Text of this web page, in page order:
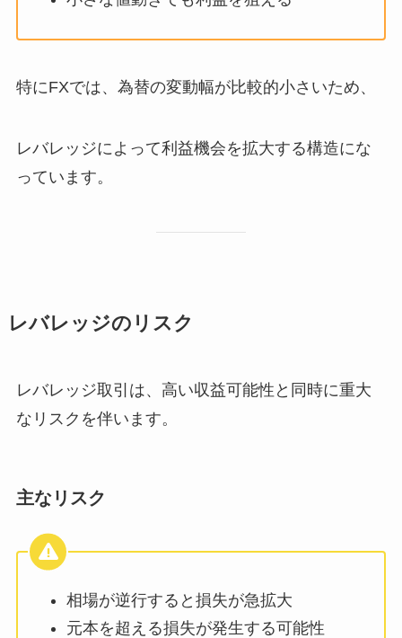
特にFXでは、為替の変動幅が比較的小さいため、
レバレッジによって利益機会を拡大する構造にな
っています。
レバレッジのリスク
レバレッジ取引は、高い収益可能性と同時に重大
なリスクを伴います。
主なリスク
相場が逆行すると損失が急拡大
元本を超える損失が発生する可能性